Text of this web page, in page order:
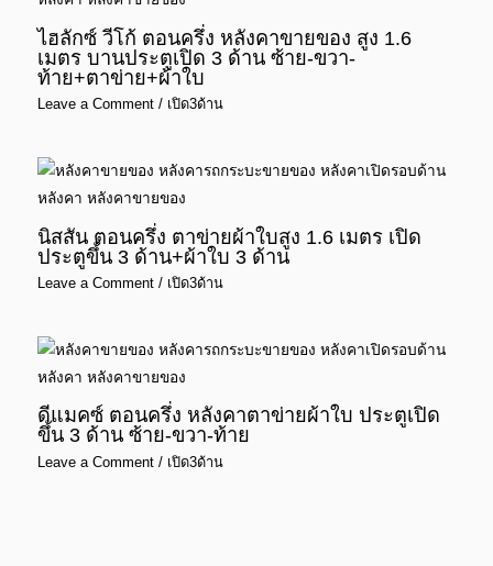
ไฮลักซ์ วีโก้ ตอนครึ่ง หลังคาขายของ สูง 1.6
เมตร บานประตูเปิด 3 ด้าน ซ้าย-ขวา-
ท้าย+ตาข่าย+ผ้าใบ
Leave a Comment / เปิด3ด้าน
นิสสัน ตอนครึ่ง ตาข่ายผ้าใบสูง 1.6 เมตร เปิด
ประตูขึ้น 3 ด้าน+ผ้าใบ 3 ด้าน
Leave a Comment / เปิด3ด้าน
ดีแมคซ์ ตอนครึ่ง หลังคาตาข่ายผ้าใบ ประตูเปิด
ขึ้น 3 ด้าน ซ้าย-ขวา-ท้าย
Leave a Comment / เปิด3ด้าน